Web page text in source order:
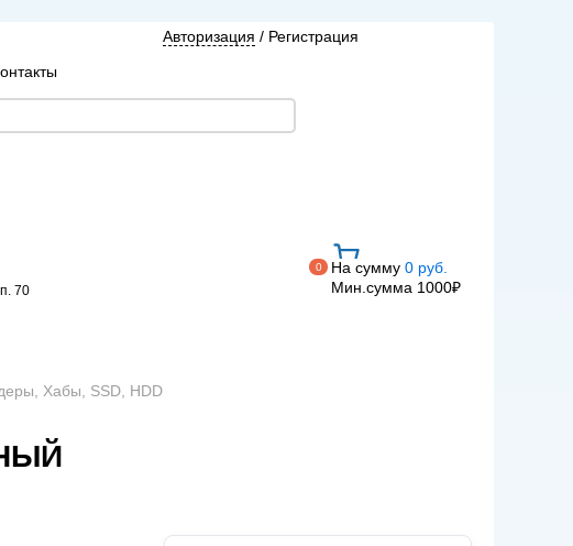
Авторизация / Регистрация
70
0 На сумму 0 руб.
Мин.сумма 1000₽
Хабы, SSD, HDD